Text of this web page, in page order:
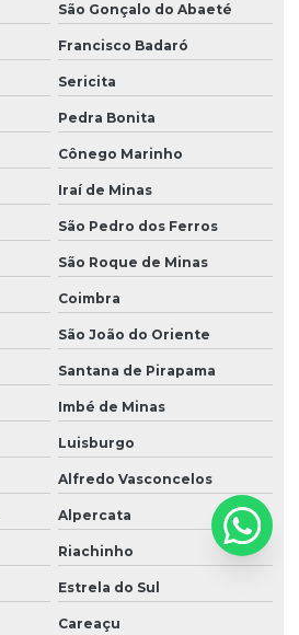
São Gonçalo do Abaeté
Francisco Badaró
Sericita
Pedra Bonita
Cônego Marinho
Iraí de Minas
São Pedro dos Ferros
São Roque de Minas
Coimbra
São João do Oriente
Santana de Pirapama
Imbé de Minas
Luisburgo
Alfredo Vasconcelos
Alpercata
Riachinho
Estrela do Sul
Careaçu